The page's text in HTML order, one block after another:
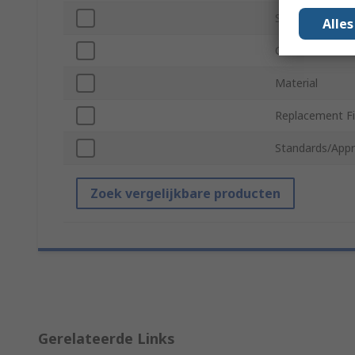
Series
Colour
Material
Replacement
Standards/
Zoek vergelijkbare producten
Gerelateerde Links